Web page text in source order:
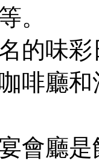
。
味彩
啡廳
廳是